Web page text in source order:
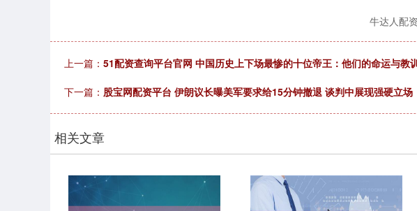
牛达人配
上一篇： 51配资查询平台官网 中国历史上下场最惨的十位帝王：他们的命运与教
下一篇： 股宝网配资平台 伊朗议长曝美军要求给15分钟撤退 谈判中展现强硬立场
相关文章